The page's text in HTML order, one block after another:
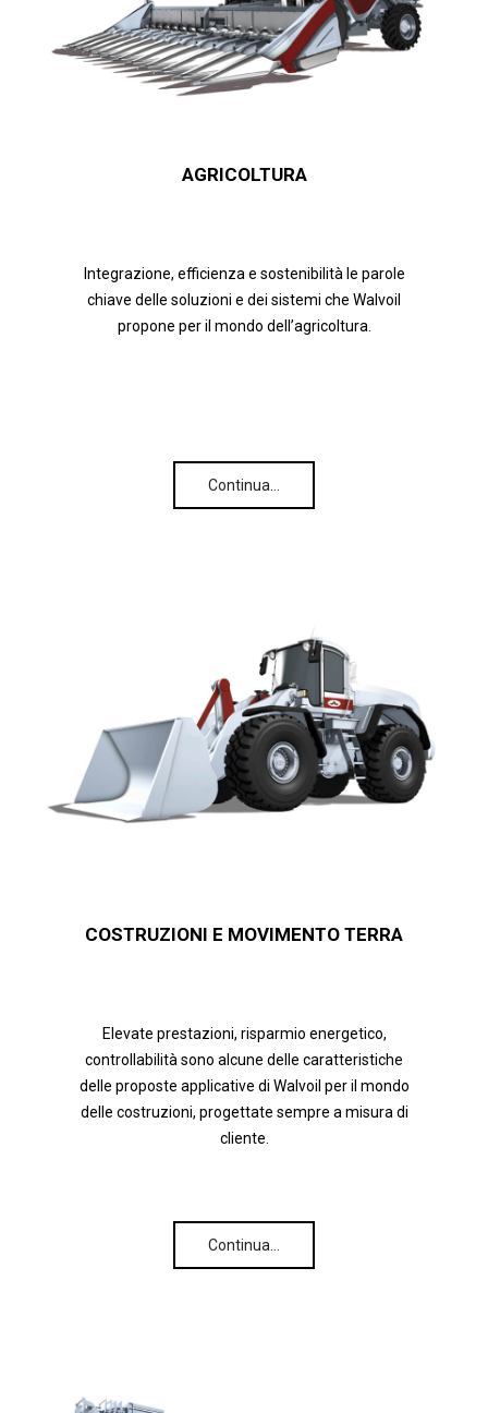
AGRICOLTURA
Integrazione, efficienza e sostenibilità le parole
chiave delle soluzioni e dei sistemi che Walvoil
propone per il mondo dell’agricoltura.
Continua…
COSTRUZIONI E MOVIMENTO TERRA
Elevate prestazioni, risparmio energetico,
controllabilità sono alcune delle caratteristiche
delle proposte applicative di Walvoil per il mondo
delle costruzioni, progettate sempre a misura di
cliente.
Continua…